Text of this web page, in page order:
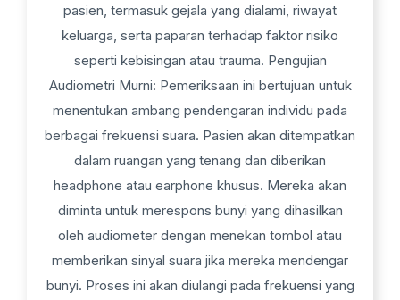
pasien, termasuk gejala yang dialami, riwayat
keluarga, serta paparan terhadap faktor risiko
seperti kebisingan atau trauma. Pengujian
Audiometri Murni: Pemeriksaan ini bertujuan untuk
menentukan ambang pendengaran individu pada
berbagai frekuensi suara. Pasien akan ditempatkan
dalam ruangan yang tenang dan diberikan
headphone atau earphone khusus. Mereka akan
diminta untuk merespons bunyi yang dihasilkan
oleh audiometer dengan menekan tombol atau
memberikan sinyal suara jika mereka mendengar
bunyi. Proses ini akan diulangi pada frekuensi yang